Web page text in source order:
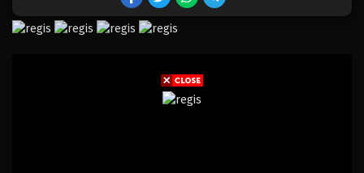
Eps 22 - Februari 3, 2025
Eps 21 - Februari 3, 2025